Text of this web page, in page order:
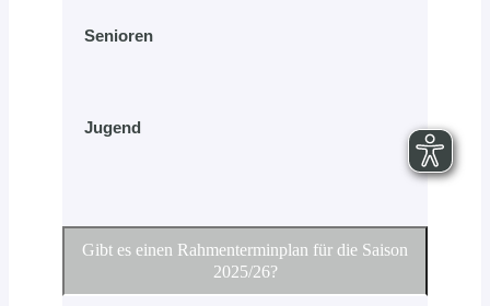
Senioren
Jugend
Gibt es einen Rahmenterminplan für die Saison
2025/26?